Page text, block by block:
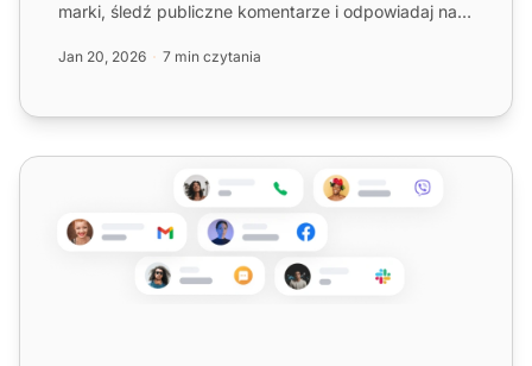
marki, śledź publiczne komentarze i odpowiadaj na
Jan 20, 2026 7 min czytania
Najlepsze praktyki obsługi klienta w mediach